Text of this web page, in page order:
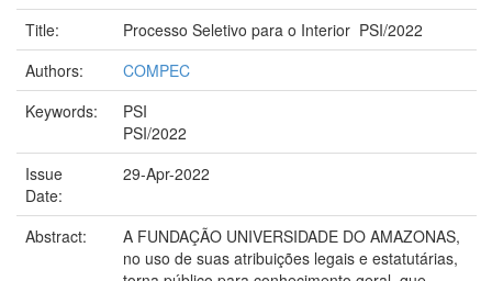
Title:
Processo Seletivo para o Interior ­ PSI/2022
Authors:
COMPEC
Keywords:
PSI
PSI/2022
Issue
Date:
29-Apr-2022
Abstract:
A FUNDAÇÃO UNIVERSIDADE DO AMAZONAS,
no uso de suas atribuições legais e estatutárias,